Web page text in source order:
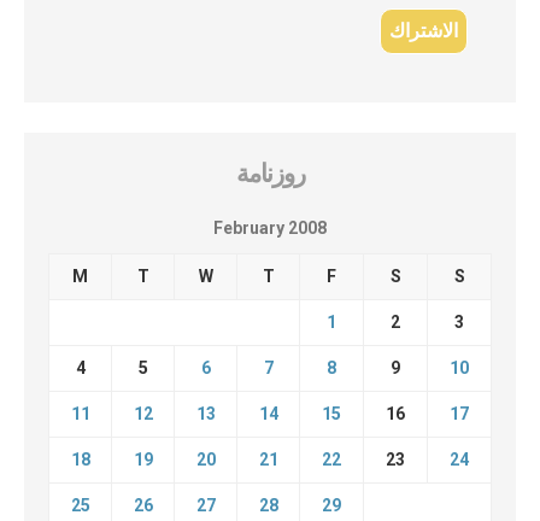
روزنامة
February 2008
M T W T F S S
1 2 3
4 5 6 7 8 9 10
11 12 13 14 15 16 17
18 19 20 21 22 23 24
25 26 27 28 29